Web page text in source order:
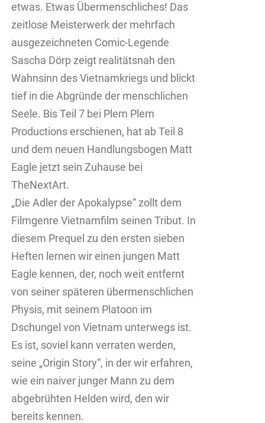
etwas. Etwas Übermenschliches! Das
zeitlose Meisterwerk der mehrfach
ausgezeichneten Comic-Legende
Sascha Dörp zeigt realitätsnah den
Wahnsinn des Vietnamkriegs und blickt
tief in die Abgründe der menschlichen
Seele. Bis Teil 7 bei Plem Plem
Productions erschienen, hat ab Teil 8
und dem neuen Handlungsbogen Matt
Eagle jetzt sein Zuhause bei
TheNextArt.
„Die Adler der Apokalypse“ zollt dem
Filmgenre Vietnamfilm seinen Tribut. In
diesem Prequel zu den ersten sieben
Heften lernen wir einen jungen Matt
Eagle kennen, der, noch weit entfernt
von seiner späteren übermenschlichen
Physis, mit seinem Platoon im
Dschungel von Vietnam unterwegs ist.
Es ist, soviel kann verraten werden,
seine „Origin Story“, in der wir erfahren,
wie ein naiver junger Mann zu dem
abgebrühten Helden wird, den wir
bereits kennen.